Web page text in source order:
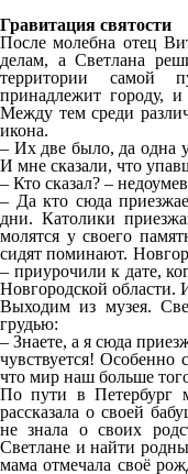
Гравитация святости
После молебна отец
делам, а Светлана
территории самой
принадлежит городу, и
Между тем среди
икона.
– Их две было, да одна
И мне сказали, что
– Кто сказал? –
– Да кто сюда
дни. Католики
молятся у своего
сидят поминают.
– приурочили к дате,
Новгородской
Выходим из музея.
грудью:
– Знаете, а я сюда
чувствуется! Особенно
что мир наш больше
По пути в Петербург
рассказала о своей
не знала о своих
Светлане и найти
мама отмечала своё